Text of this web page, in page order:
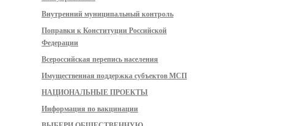
Внутренний муниципальный контроль
Поправки к Конституции Российской
Федерации
Всероссийская перепись населения
Имущественная поддержка субъектов МСП
НАЦИОНАЛЬНЫЕ ПРОЕКТЫ
Информация по вакцинации